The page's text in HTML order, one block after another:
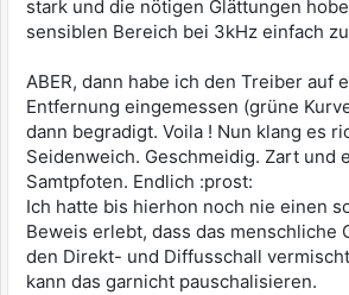
stark und die nötigen Glättungen
sensiblen Bereich bei 3kHz einfach
ABER, dann habe ich den Treiber auf
Entfernung eingemessen (grüne
dann begradigt. Voila ! Nun klang es
Seidenweich. Geschmeidig. Zart und
Samtpfoten. Endlich :prost:
Ich hatte bis hierhon noch nie einen
Beweis erlebt, dass das menschliche
den Direkt- und Diffusschall
kann das garnicht pauschalisieren.